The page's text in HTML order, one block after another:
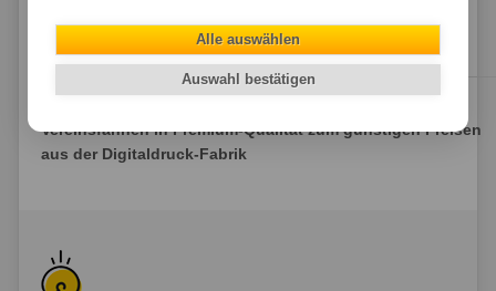
Karabiner aus Kunststoff.
Vereinsfahnen in Premium-Qualität zum günstigen Preisen
aus der Digitaldruck-Fabrik
Alle auswählen
Auswahl bestätigen